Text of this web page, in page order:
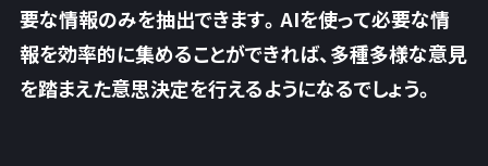
要な情報のみを抽出できます。AIを使って必要な情
報を効率的に集めることができれば、多種多様な意見
を踏まえた意思決定を行えるようになるでしょう。